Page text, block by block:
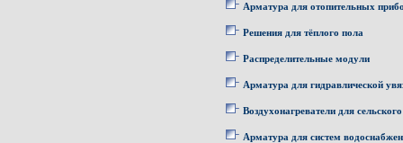
Арматура для отопительных
Решения для тёплого пола
Распределительные модули
Арматура для гидравлической
Воздухонагреватели для
Арматура для систем